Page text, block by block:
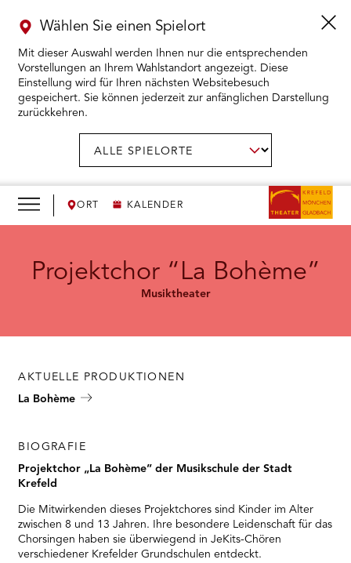
ORT KALENDER
Wählen Sie einen Spielort
Mit dieser Auswahl werden Ihnen nur die entsprechenden
Vorstellungen an Ihrem Wahlstandort angezeigt. Diese
Einstellung wird für Ihren nächsten Websitebesuch
gespeichert. Sie können jederzeit zur anfänglichen Darstellung
zurückkehren.
KARTENKAUF ÖFFNEN
WIR ÖFFNEN
DAS THEATER ÖFFNEN
Projektchor “La Bohème”
Musiktheater
AKTUELLE PRODUKTIONEN
La Bohème
BIOGRAFIE
Projektchor „La Bohème” der Musikschule der Stadt
Krefeld
Die Mitwirkenden dieses Projektchores sind Kinder im Alter
zwischen 8 und 13 Jahren. Ihre besondere Leidenschaft für das
Chorsingen haben sie überwiegend in JeKits-Chören
verschiedener Krefelder Grundschulen entdeckt.